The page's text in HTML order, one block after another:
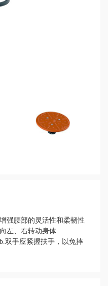
强腰部的灵活性和柔韧性
左、右转动身体
双手应紧握扶手，以免摔